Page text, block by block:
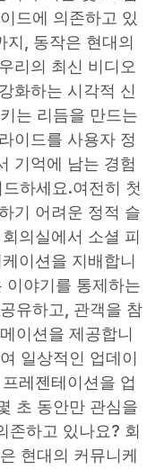
드에 의존하고 있
지, 동작은 현대의
리의 최신 비디오
화하는 시각적 신
는 리듬을 만드는
이드를 사용자 정
기억에 남는 경험
하세요.여전히 첫
기 어려운 정적 슬
의실에서 소셜 피
이션을 지배합니
이야기를 통제하는
유하고, 관객을 참
이션을 제공합니
일상적인 업데이
레젠테이션을 업
초 동안만 관심을
존하고 있나요? 회
현대의 커뮤니케